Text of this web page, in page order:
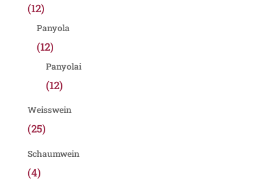
(12)
Panyola
(12)
Panyolai
(12)
Weisswein
(25)
Schaumwein
(4)